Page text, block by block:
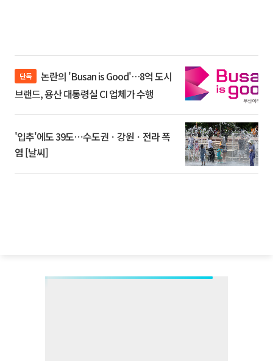
단독
브랜드, 용산 대통령실 CI 업체가 수행
'입추'에도 39도⋯수도권ㆍ강원ㆍ전라 폭
염 [날씨]